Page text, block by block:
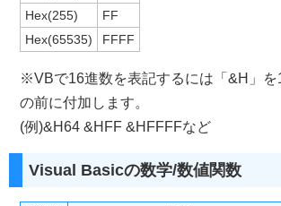
Hex(255)
FF
Hex(65535)
FFFF
※VBで16進数を表記するには「&H」を
の前に付加します。
(例)&H64 &HFF &HFFFFなど
Visual Basicの数学/数値関数